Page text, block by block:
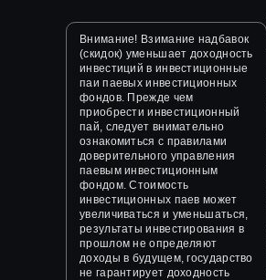
Внимание! Взимание надбавок
(скидок) уменьшает доходность
инвестиций в инвестиционные
паи паевых инвестиционных
фондов. Прежде чем
приобрести инвестиционный
пай, следует внимательно
ознакомиться с правилами
доверительного управления
паевым инвестиционным
фондом. Стоимость
инвестиционных паев может
увеличиваться и уменьшаться,
результаты инвестирования в
прошлом не определяют
доходы в будущем, государство
не гарантирует доходность